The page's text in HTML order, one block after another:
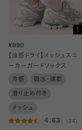
1
¥990
【涼感ドライ】メッシュスニ
ーカーガードソックス
冷感 吸水・速乾
滑り止め付き
メッシュ
4.63 （24）